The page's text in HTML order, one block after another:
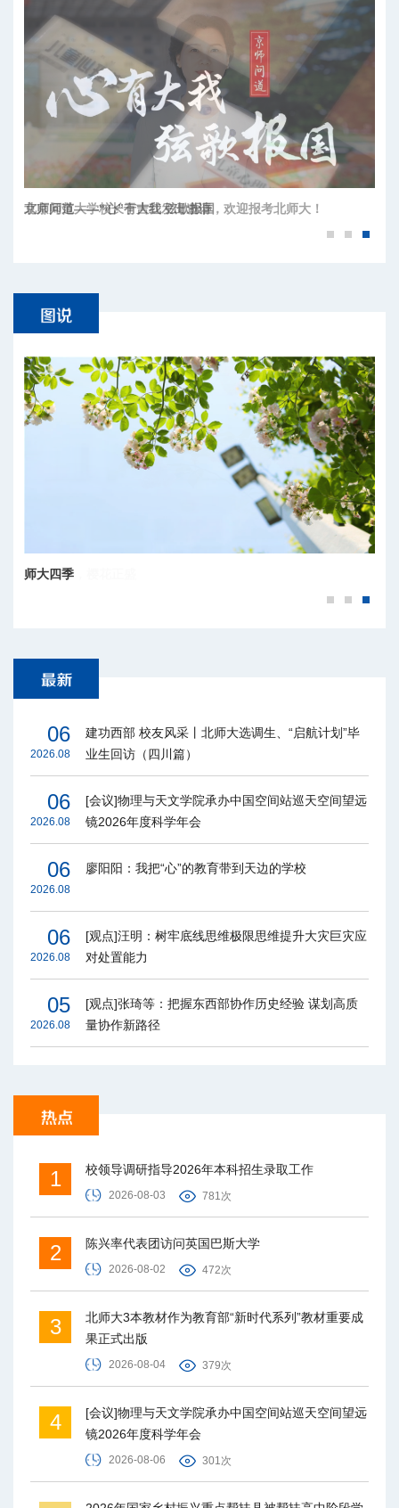
京师问道——“心”有大我 弦歌报国
百廿京师，樱花正盛
06
2026.08
建功西部 校友风采丨北师大选调生、“启航计划”毕
业生回访（四川篇）
06
2026.08
[会议]物理与天文学院承办中国空间站巡天空间望远
镜2026年度科学年会
06
2026.08
廖阳阳：我把“心”的教育带到天边的学校
06
2026.08
[观点]汪明：树牢底线思维极限思维提升大灾巨灾应
对处置能力
05
2026.08
[观点]张琦等：把握东西部协作历史经验 谋划高质
量协作新路径
1 校领导调研指导2026年本科招生录取工作
2026-08-03 781次
2 陈兴率代表团访问英国巴斯大学
2026-08-02 472次
3
北师大3本教材作为教育部“新时代系列”教材重要成
果正式出版
2026-08-04 379次
4
[会议]物理与天文学院承办中国空间站巡天空间望远
镜2026年度科学年会
2026-08-06 301次